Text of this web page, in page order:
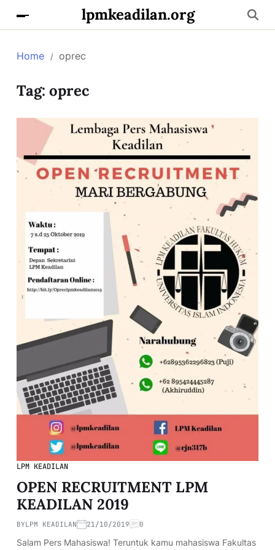
lpmkeadilan.org
Home oprec
Tag: oprec
LPM KEADILAN
OPEN RECRUITMENT LPM
KEADILAN 2019
BYLPM KEADILAN 21/10/2019 0
Salam Pers Mahasiswa! Teruntuk kamu mahasiswa Fakultas